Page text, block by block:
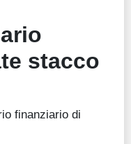
stacco
finanziario di